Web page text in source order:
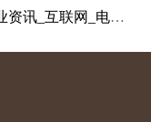
技行业权威坐看渠道风云变迁